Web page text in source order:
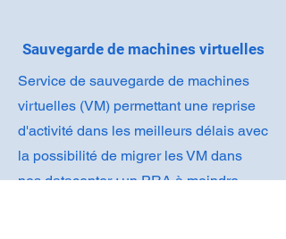
Sauvegarde de machines virtuelles
Service de sauvegarde de machines
virtuelles (VM) permettant une reprise
d'activité dans les meilleurs délais avec
la possibilité de migrer les VM dans
nos datacenter : un PRA à moindre